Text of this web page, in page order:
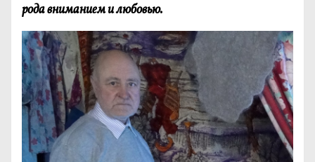
рода вниманием и любовью.